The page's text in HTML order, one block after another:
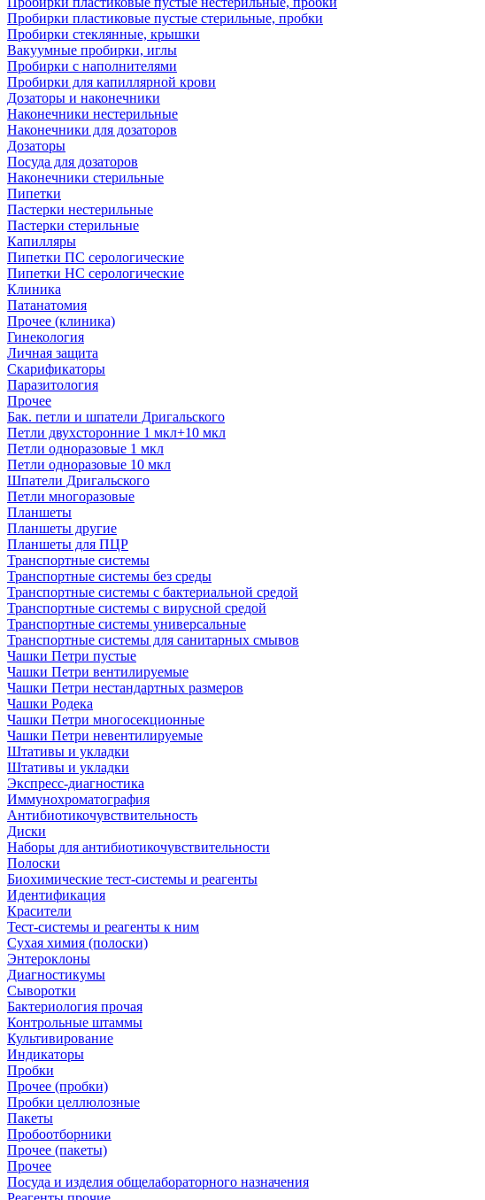
Пробирки пластиковые пустые стерильные, пробки
Пробирки стеклянные, крышки
Вакуумные пробирки, иглы
Пробирки с наполнителями
Пробирки для капиллярной крови
Дозаторы и наконечники
Наконечники нестерильные
Наконечники для дозаторов
Дозаторы
Посуда для дозаторов
Наконечники стерильные
Пипетки
Пастерки нестерильные
Пастерки стерильные
Капилляры
Пипетки ПС серологические
Пипетки НС серологические
Клиника
Патанатомия
Прочее (клиника)
Гинекология
Личная защита
Скарификаторы
Паразитология
Прочее
Бак. петли и шпатели Дригальского
Петли двухсторонние 1 мкл+10 мкл
Петли одноразовые 1 мкл
Петли одноразовые 10 мкл
Шпатели Дригальского
Петли многоразовые
Планшеты
Планшеты другие
Планшеты для ПЦР
Транспортные системы
Транспортные системы без среды
Транспортные системы с бактериальной средой
Транспортные системы с вирусной средой
Транспортные системы универсальные
Транспортные системы для санитарных смывов
Чашки Петри пустые
Чашки Петри вентилируемые
Чашки Петри нестандартных размеров
Чашки Родека
Чашки Петри многосекционные
Чашки Петри невентилируемые
Штативы и укладки
Штативы и укладки
Экспресс-диагностика
Иммунохроматография
Антибиотикочувствительность
Диски
Наборы для антибиотикочувствительности
Полоски
Биохимические тест-системы и реагенты
Идентификация
Красители
Тест-системы и реагенты к ним
Сухая химия (полоски)
Энтероклоны
Диагностикумы
Сыворотки
Бактериология прочая
Контрольные штаммы
Культивирование
Индикаторы
Пробки
Прочее (пробки)
Пробки целлюлозные
Пакеты
Пробоотборники
Прочее (пакеты)
Прочее
Посуда и изделия общелабораторного назначения